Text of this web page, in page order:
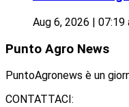
Aug 6, 2026 | 07:19
Punto Agro News
PuntoAgronews è un
CONTATTACI: